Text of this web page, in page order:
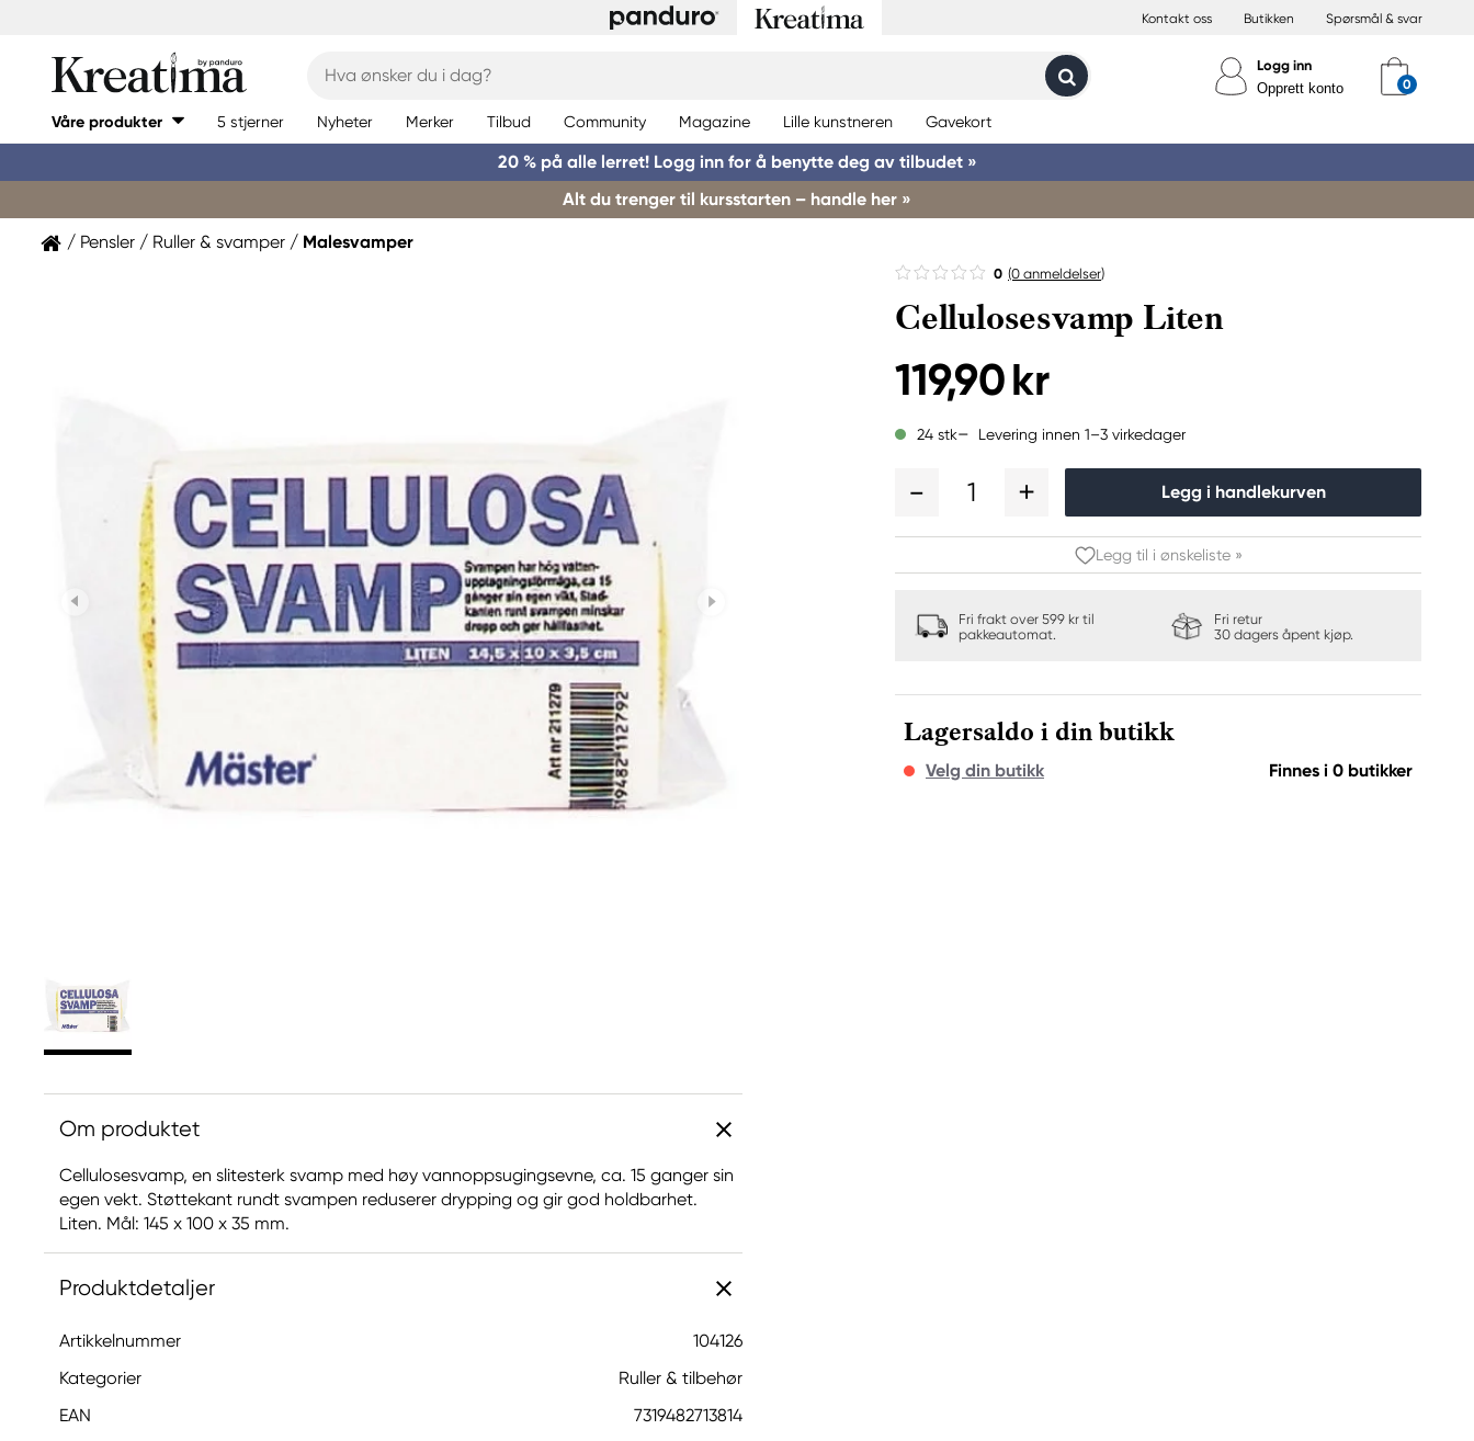
Kontakt oss Butikken Spørsmål & svar
Logg inn
Opprett konto
Våre produkter 5 stjerner Nyheter Merker Tilbud Community Magazine Lille kunstneren Gavekort
20 % på alle lerret! Logg inn for å benytte deg av tilbudet »
Alt du trenger til kursstarten – handle her »
Pensler Ruller & svamper Malesvamper
0 (0 anmeldelser)
Cellulosesvamp Liten
119,90 kr
24 stk Levering innen 1–3 virkedager
1 Legg i handlekurven
Legg til i ønskeliste »
Fri frakt over 599 kr til
pakkeautomat.
Fri retur
30 dagers åpent kjøp.
Lagersaldo i din butikk
Velg din butikk Finnes i 0 butikker
Om produktet
Cellulosesvamp, en slitesterk svamp med høy vannoppsugingsevne, ca. 15 ganger sin
egen vekt. Støttekant rundt svampen reduserer drypping og gir god holdbarhet.
Liten. Mål: 145 x 100 x 35 mm.
Produktdetaljer
Artikkelnummer
104126
Kategorier
Ruller & tilbehør
EAN
7319482713814